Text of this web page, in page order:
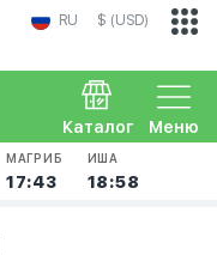
RU $ (USD)
Меню
Каталог
МАГРИБ
17:43
ИША
18:58